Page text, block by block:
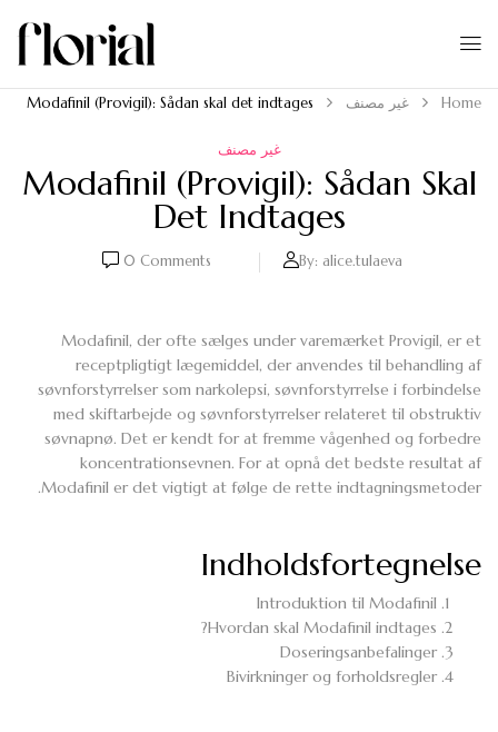
Home غير مصنف Modafinil (Provigil): Sådan skal det indtages
غير مصنف
Modafinil (Provigil): Sådan Skal
Det Indtages
By: alice.tulaeva
0 Comments
Modafinil, der ofte sælges under varemærket Provigil, er et
receptpligtigt lægemiddel, der anvendes til behandling af
søvnforstyrrelser som narkolepsi, søvnforstyrrelse i forbindelse
med skiftarbejde og søvnforstyrrelser relateret til obstruktiv
søvnapnø. Det er kendt for at fremme vågenhed og forbedre
koncentrationsevnen. For at opnå det bedste resultat af
Modafinil er det vigtigt at følge de rette indtagningsmetoder.
Indholdsfortegnelse
Introduktion til Modafinil
Hvordan skal Modafinil indtages?
Doseringsanbefalinger
Bivirkninger og forholdsregler